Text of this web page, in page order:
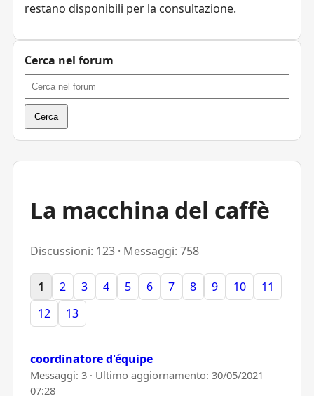
La macchina del caffè
Discussioni: 123 · Messaggi: 758
1 2 3 4 5 6 7 8 9 10
11
12
13
coordinatore d'équipe
Messaggi: 3 · Ultimo aggiornamento: 30/05/2021
07:28
restano disponibili per la consultazione.
Cerca nel forum
Cerca